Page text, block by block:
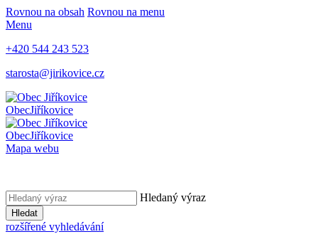
Rovnou na obsah Rovnou na menu
Menu
+420 544 243 523
starosta@jirikovice.cz
ObecJiříkovice
ObecJiříkovice
Mapa webu
Hledaný výraz
Hledat
rozšířené vyhledávání